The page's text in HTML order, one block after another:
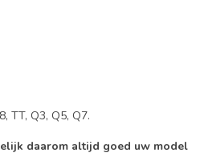
TT, Q3, Q5, Q7.
daarom altijd goed uw model